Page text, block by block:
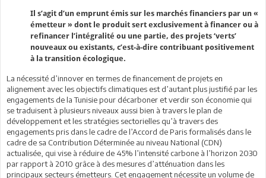
Il s’agit d’un emprunt émis sur les marchés financiers par un «
émetteur » dont le produit sert exclusivement à financer ou à
refinancer l’intégralité ou une partie, des projets ‘verts’
nouveaux ou existants, c’est-à-dire contribuant positivement
à la transition écologique.
La nécessité d’innover en termes de financement de projets en
alignement avec les objectifs climatiques est d’autant plus justifié par les
engagements de la Tunisie pour décarboner et verdir son économie qui
se traduisent à plusieurs niveaux aussi bien à travers le plan de
développement et les stratégies sectorielles qu’à travers des
engagements pris dans le cadre de l’Accord de Paris formalisés dans le
cadre de sa Contribution Déterminée au niveau National (CDN)
actualisée, qui vise à réduire de 45% l’intensité carbone à l’horizon 2030
par rapport à 2010 grâce à des mesures d’atténuation dans les
principaux secteurs émetteurs. Cet engagement nécessite un volume de